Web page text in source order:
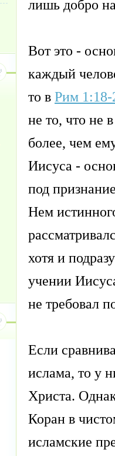
лишь добро
Вот это -
каждый
то в Рим 1:18-
не то, что не
более, чем
Иисуса -
под
Нем
хотя и
учении
не требовал
Если
ислама, то у
Христа.
Коран в
исламские